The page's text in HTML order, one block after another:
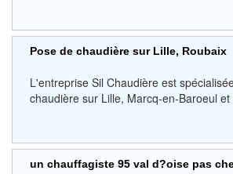
Pose de chaudière sur Lille, Roubaix
L'entreprise Sil Chaudière est
chaudière sur Lille, Marcq-en-Baroeul et
un chauffagiste 95 val d?oise pas